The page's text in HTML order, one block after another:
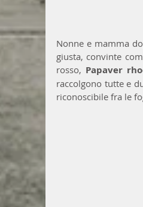
Nonne e mamma
giusta, convinte
rosso, Papaver
raccolgono tutte e
riconoscibile fra le